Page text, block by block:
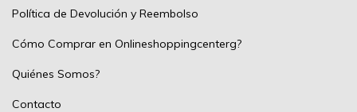
Política de Devolución y Reembolso
Cómo Comprar en Onlineshoppingcenterg?
Quiénes Somos?
Contacto